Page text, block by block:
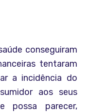
conseguiram
tentaram
a incidência do
aos seus
possa parecer,